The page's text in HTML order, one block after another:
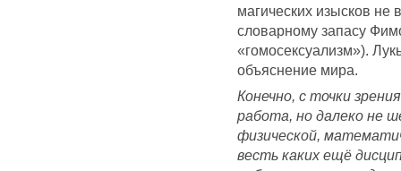
магических изысков не
словарному запасу
«гомосексуализм»).
объяснение мира.
Конечно, с точки
работа, но далеко не
физической,
весть каких ещё